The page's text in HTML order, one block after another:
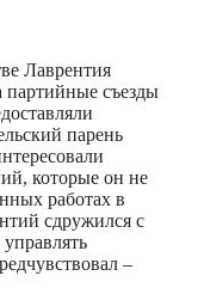
Лаврентия
партийные съезды
парень
которые он не
работах в
сдружился с
–